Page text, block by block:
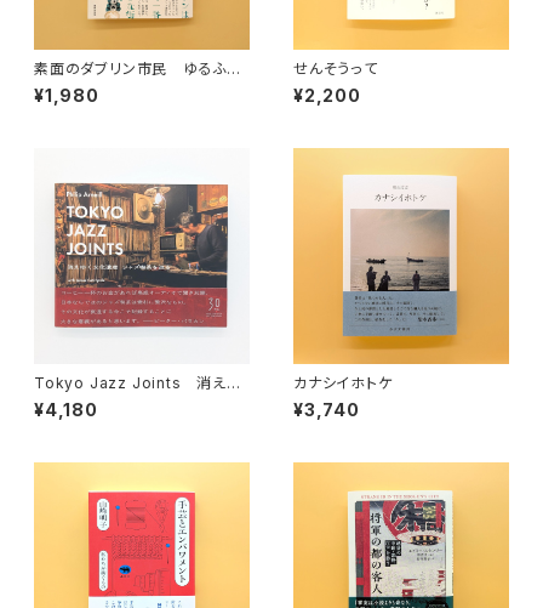
素面のダブリン市民 ゆるふわ
アイルランド紀行
¥1,980
せんそうって
¥2,200
Tokyo Jazz Joints 消えゆ
く文化遺産 ジャズ喫茶を巡る
¥4,180
カナシイホトケ
¥3,740